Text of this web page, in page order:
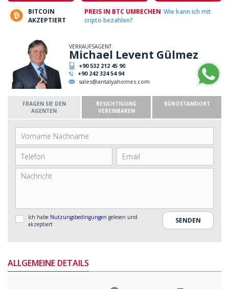
BITCOIN
AKZEPTIERT
PREIS IN BTC UMRECHEN Wie kann ich mit
cripto bezahlen?
VERKAUFSAGENT
Michael Levent Gülmez
+90 532 212 45 90
+90 242 324 54 94
sales@antalyahomes.com
FRAGEN SIE DEN
AGENTEN
BESICHTIGUNG
VEREINBAREN
BÜROSTANDORT
Ich habe Nutzungsbedingungen gelesen und
akzeptiert
ALLGEMEINE DETAILS